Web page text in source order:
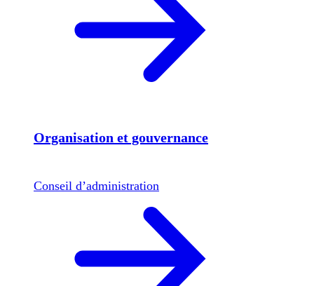
Organisation et gouvernance
Conseil d’administration